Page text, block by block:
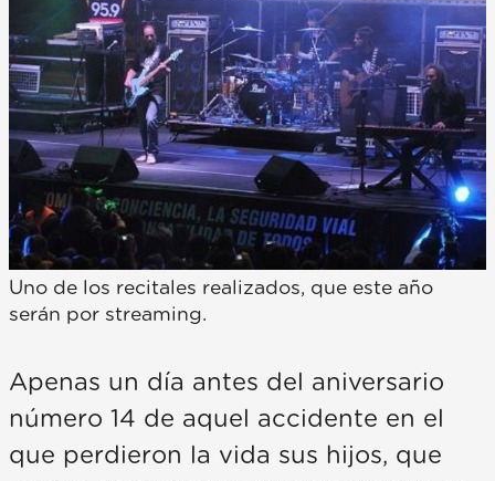
Uno de los recitales realizados, que este año
serán por streaming.
Apenas un día antes del aniversario
número 14 de aquel accidente en el
que perdieron la vida sus hijos, que